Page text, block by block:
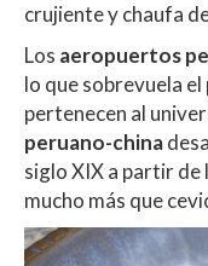
crujiente y chaufa
Los aeropuertos
lo que sobrevuela
pertenecen al
peruano-china
siglo XIX a partir
mucho más que